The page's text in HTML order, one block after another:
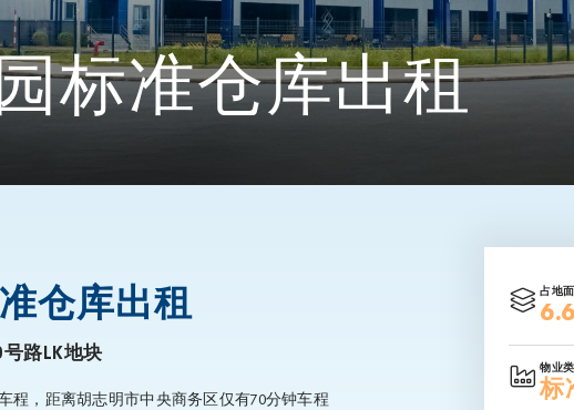
标准仓库出租
仓库出租
路LK地块
程，距离胡志明市中央商务区仅有70分钟车程
占地
物业
标